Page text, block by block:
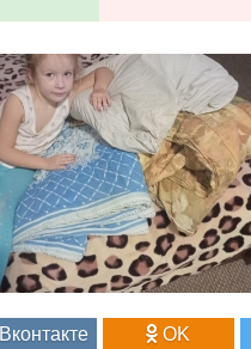
Вконтакте OK